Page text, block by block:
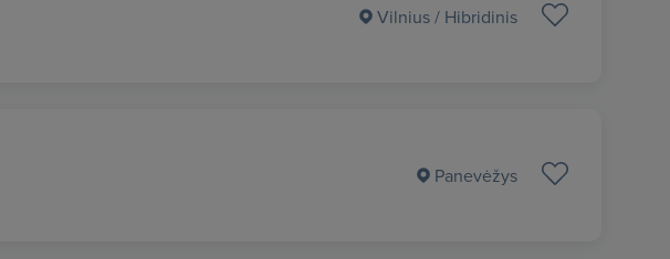
Vilnius/ Hibridinis
Panevėžys